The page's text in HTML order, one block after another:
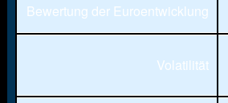
Bewertung der Euroentwicklung
Volatilität